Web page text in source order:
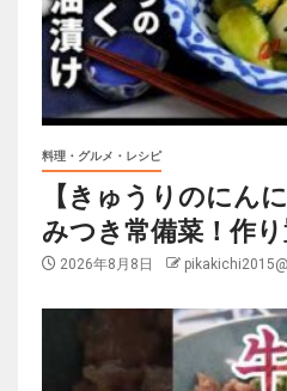
料理・グルメ・レシピ
【きゅうりのにん
みつき常備菜！作
2026年8月8日